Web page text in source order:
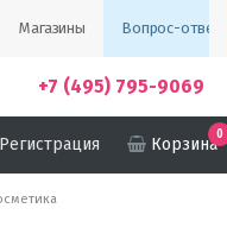
Магазины Вопрос-ответ
+7 (495) 795-9069
Регистрация Корзина
0